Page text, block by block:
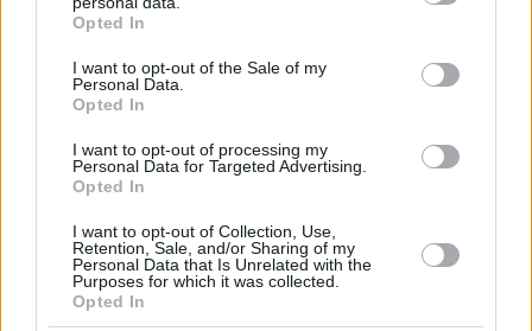
grant or deny consent to Google and its third-party tags to
use your data for below specified purposes in below Google
consent section.
Opted In
I want to opt-out of the Sale of my
Personal Data.
Opted In
I want to opt-out of processing my
Personal Data for Targeted Advertising.
Opted In
I want to opt-out of Collection, Use,
Retention, Sale, and/or Sharing of my
Personal Data that Is Unrelated with the
Purposes for which it was collected.
Opted In
especificación de alérgenos, etc.
Por eso hemos diseñado un sistema capaz de
ayudar a tu negocio a adaptarse a las
circunstancias actuales que nuestro país está
viviendo. Contamos con una carta de servicios
trabajo en tu negocio o empresa para que
puedas ofrecer a tus clientes la seguridad y el
apoyo que merecen. Llega la transformación